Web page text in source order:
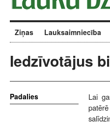
Ziņas Lauksaimniecība
Iedzīvotājus
Lai
Padalies